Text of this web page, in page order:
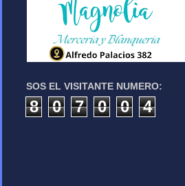
SOS EL VISITANTE NUMERO:
8 0 7 0 0 4